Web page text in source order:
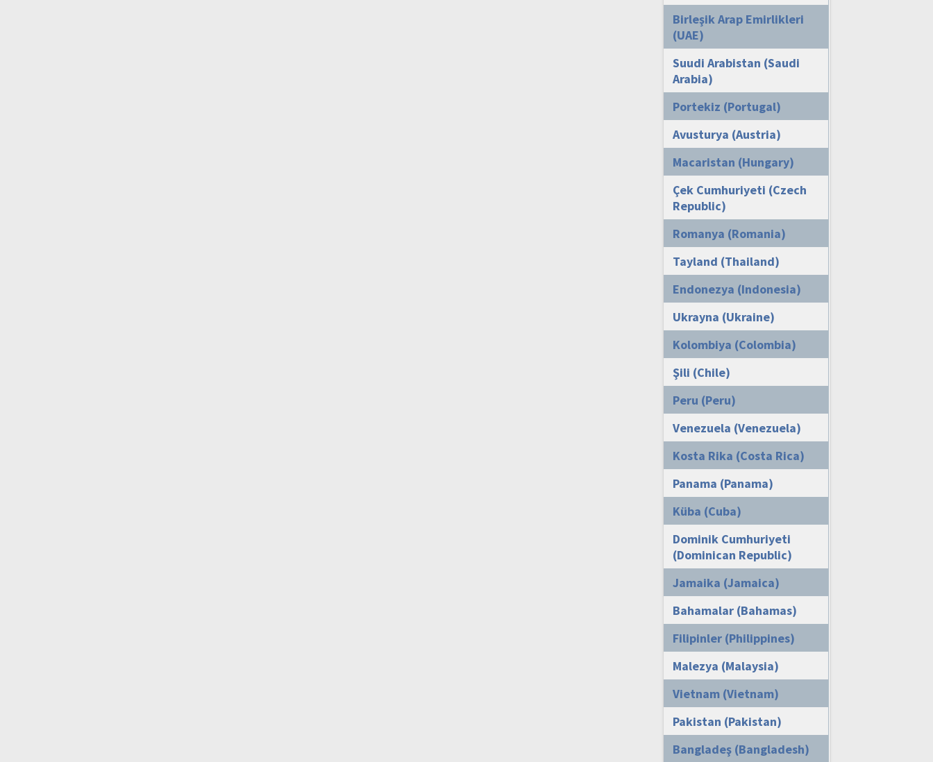
Birleşik Arap Emirlikleri
(UAE)
Suudi Arabistan (Saudi
Arabia)
Portekiz (Portugal)
Avusturya (Austria)
Macaristan (Hungary)
Çek Cumhuriyeti (Czech
Republic)
Romanya (Romania)
Tayland (Thailand)
Endonezya (Indonesia)
Ukrayna (Ukraine)
Kolombiya (Colombia)
Şili (Chile)
Peru (Peru)
Venezuela (Venezuela)
Kosta Rika (Costa Rica)
Panama (Panama)
Küba (Cuba)
Dominik Cumhuriyeti
(Dominican Republic)
Jamaika (Jamaica)
Bahamalar (Bahamas)
Filipinler (Philippines)
Malezya (Malaysia)
Vietnam (Vietnam)
Pakistan (Pakistan)
Bangladeş (Bangladesh)